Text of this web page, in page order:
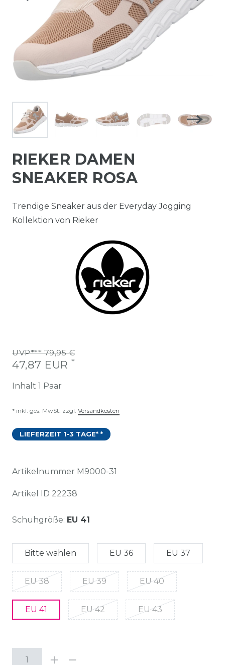
RIEKER DAMEN
SNEAKER ROSA
Trendige Sneaker aus der Everyday Jogging
Kollektion von Rieker
UVP*** 79,95 €
47,87 EUR *
Inhalt 1 Paar
* inkl. ges. MwSt. zzgl. Versandkosten
LIEFERZEIT 1-3 TAGE* *
Artikelnummer M9000-31
Artikel ID 22238
Schuhgröße: EU 41
Bitte wählen EU 36 EU 37
EU 38 EU 39 EU 40
EU 41 EU 42 EU 43